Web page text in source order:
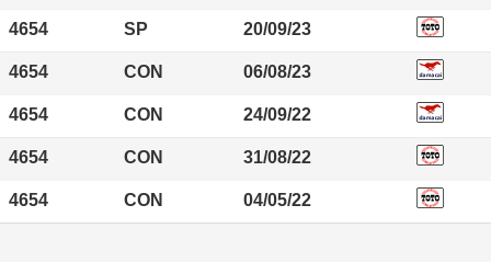
4654 SP 20/09/23
4654 CON 06/08/23
4654 CON 24/09/22
4654 CON 31/08/22
4654 CON 04/05/22